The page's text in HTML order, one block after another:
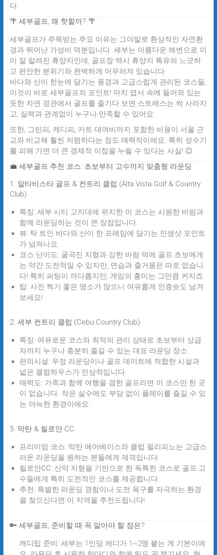
다.
🌴 세부골프, 왜 핫할까? 🌴
세부골프가 주목받는 주요 이유는 그야말로 환상적인 자연환
경과 뛰어난 가성비 덕분입니다. 세부는 아름다운 해변으로 이
미 잘 알려진 휴양지인데, 골프장 역시 휴양지 특유의 느긋하
고 편안한 분위기와 완벽하게 어우러져 있습니다.
바다와 산이 한눈에 담기는 풍경과 고급스럽게 관리된 코스들,
이것이 바로 세부골프의 포인트! 마치 엽서 속에 들어와 있는
듯한 자연 경관에서 골프를 즐기다 보면 스트레스는 싹 사라지
고, 실력과 관계없이 누구나 만족할 수 있어요.
또한, 그린피, 캐디피, 카트 대여비까지 포함한 비용이 서울 근
교와 비교해 훨씬 저렴하다는 점도 매력적이에요. 특히 성수기
를 피해 가면 더 큰 경제적 이점을 누릴 수 있다는 사실! 😊
💼 세부골프 추천 코스: 초보부터 고수까지 맞춤형 라운딩
1. 알타비스타 골프 & 컨트리 클럽 (Alta Vista Golf & Country
Club)
특징: 세부 시티 고지대에 위치한 이 코스는 시원한 바람과
함께 라운딩하는 것이 큰 장점입니다.
뷰: 탁 트인 바다와 산이 한 프레임에 담기는 인생샷 포인트
가 넘쳐나요.
코스 난이도: 굴곡진 지형과 강한 바람 덕에 골프 초보에게
는 약간 도전적일 수 있지만, 연습과 즐거움은 따로 없습니
다! 특히 퍼팅이 까다롭지만, 게임의 흥미는 그만큼 커지죠.
팁: 사진 찍기 좋은 명소가 많으니 여유롭게 인증숏도 남겨
보세요!
2. 세부 컨트리 클럽 (Cebu Country Club)
특징: 여유로운 코스와 최적의 관리 상태로 초보부터 상급
자까지 누구나 충분히 즐길 수 있는 대표 라운딩 장소.
편의시설: 우정 라운딩이나 골프 데이트에 적합한 시설과
넓은 클럽하우스가 인상적입니다.
매력도: 가족과 함께 여행을 겸한 골프라면 이 코스만 한 곳
이 없습니다. 작은 실수에도 부담 없이 플레이를 즐길 수 있
는 아늑한 환경이에요.
3. 막탄 & 릴로안 CC
프리미엄 코스: 막탄 에어베이스와 클럽 필리피노는 고급스
러운 라운딩을 원하는 분들에게 제격입니다.
릴로안CC: 산악 지형을 기반으로 한 독특한 코스로 골프 고
수들에게 특히 도전적인 코스를 제공합니다.
추천: 특별한 라운딩 경험이나 도전 욕구를 자극하는 환경
을 찾으신다면 이 지역을 추천드립니다!
🔑 세부골프, 준비할 때 꼭 알아야 할 점은?
캐디팁 준비: 세부는 1인당 캐디가 1~2명 붙는 게 기본이에